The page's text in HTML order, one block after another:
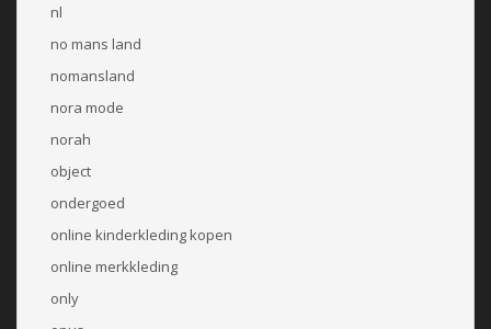
nl
no mans land
nomansland
nora mode
norah
object
ondergoed
online kinderkleding kopen
online merkkleding
only